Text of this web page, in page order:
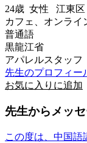
24歳 女性 江東区
カフェ、オンライ
普通語
黒龍江省
アパレルスタッフ
先生のプロフィー
お気に入りに追加
先生からメッ
この度は、中国語